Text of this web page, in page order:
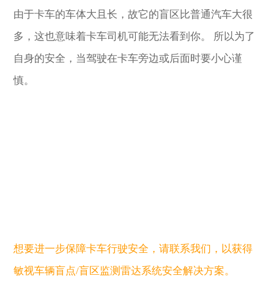
由于卡车的车体大且长，故它的盲区比普通汽车大很
多，这也意味着卡车司机可能无法看到你。
所以为了
自身的安全，当驾驶在卡车旁边或后面时要小心谨
慎。
想要进一步保障卡车行驶安全，请联系我们，以获得
敏视车辆盲点/盲区监测雷达系统安全解决方案。